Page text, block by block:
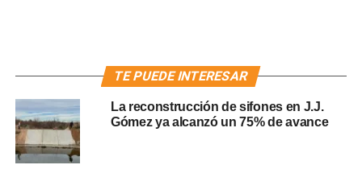
TE PUEDE INTERESAR
La reconstrucción de sifones en J.J.
Gómez ya alcanzó un 75% de avance